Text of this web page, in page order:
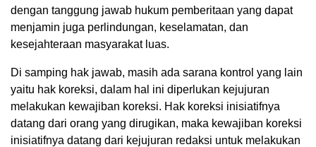
dengan tanggung jawab hukum pemberitaan yang dapat
menjamin juga perlindungan, keselamatan, dan
kesejahteraan masyarakat luas.
Di samping hak jawab, masih ada sarana kontrol yang lain
yaitu hak koreksi, dalam hal ini diperlukan kejujuran
melakukan kewajiban koreksi. Hak koreksi inisiatifnya
datang dari orang yang dirugikan, maka kewajiban koreksi
inisiatifnya datang dari kejujuran redaksi untuk melakukan